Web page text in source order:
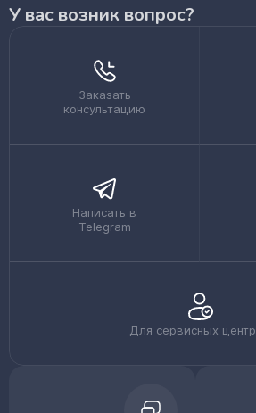
У вас возник вопрос?
Заказать
консультацию
Написать в
Telegram
Для сервисных